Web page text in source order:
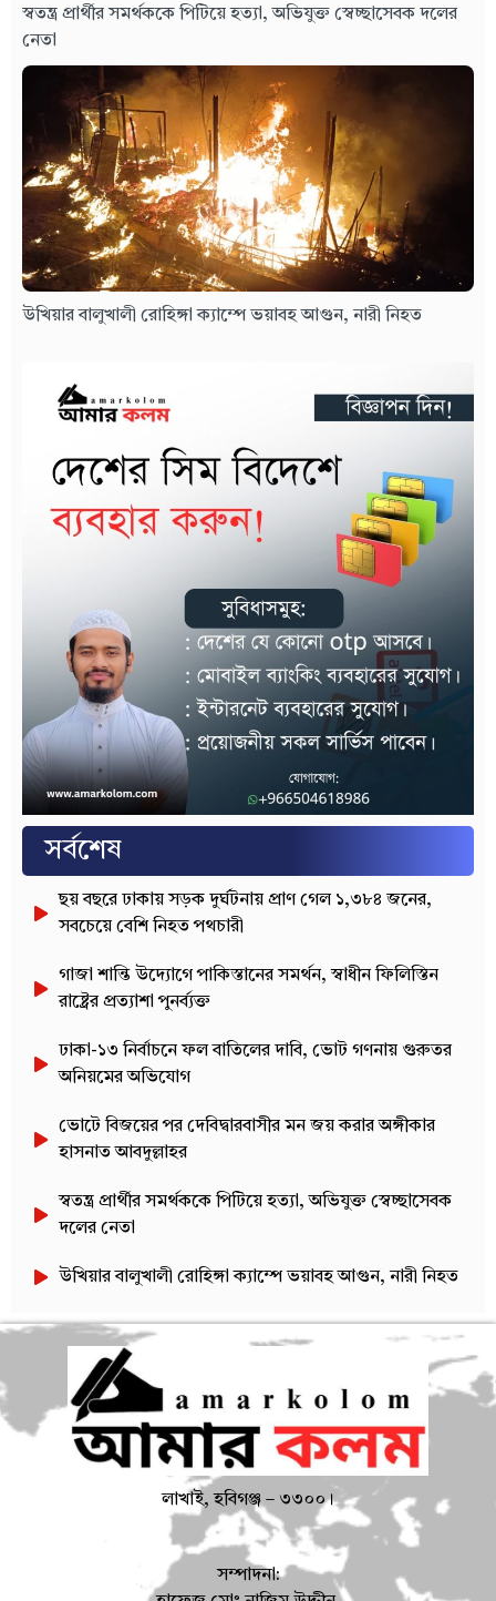
স্বতন্ত্র প্রার্থীর সমর্থককে পিটিয়ে হত্যা, অভিযুক্ত স্বেচ্ছাসেবক দলের
নেতা
উখিয়ার বালুখালী রোহিঙ্গা ক্যাম্পে ভয়াবহ আগুন, নারী নিহত
সর্বশেষ
ছয় বছরে ঢাকায় সড়ক দুর্ঘটনায় প্রাণ গেল ১,৩৮৪ জনের,
সবচেয়ে বেশি নিহত পথচারী
গাজা শান্তি উদ্যোগে পাকিস্তানের সমর্থন, স্বাধীন ফিলিস্তিন
রাষ্ট্রের প্রত্যাশা পুনর্ব্যক্ত
ঢাকা-১৩ নির্বাচনে ফল বাতিলের দাবি, ভোট গণনায় গুরুতর
অনিয়মের অভিযোগ
ভোটে বিজয়ের পর দেবিদ্বারবাসীর মন জয় করার অঙ্গীকার
হাসনাত আবদুল্লাহর
স্বতন্ত্র প্রার্থীর সমর্থককে পিটিয়ে হত্যা, অভিযুক্ত স্বেচ্ছাসেবক
দলের নেতা
উখিয়ার বালুখালী রোহিঙ্গা ক্যাম্পে ভয়াবহ আগুন, নারী নিহত
লাখাই, হবিগঞ্জ – ৩৩০০।
সম্পাদনা: